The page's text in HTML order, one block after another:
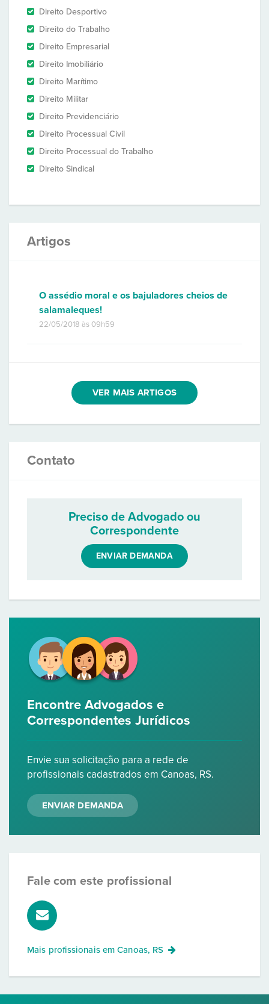
Direito Desportivo
Direito do Trabalho
Direito Empresarial
Direito Imobiliário
Direito Marítimo
Direito Militar
Direito Previdenciário
Direito Processual Civil
Direito Processual do Trabalho
Direito Sindical
Artigos
O assédio moral e os bajuladores cheios de
salamaleques!
22/05/2018 às 09h59
VER MAIS ARTIGOS
Contato
Preciso de Advogado ou
Correspondente
ENVIAR DEMANDA
Encontre Advogados e
Correspondentes Jurídicos
Envie sua solicitação para a rede de
profissionais cadastrados em Canoas, RS.
ENVIAR DEMANDA
Fale com este profissional
Mais profissionais emCanoas, RS